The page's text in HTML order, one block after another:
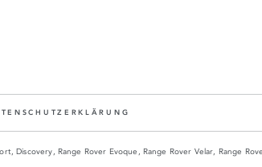
Discovery, Range Rover Evoque, Range Rover Velar, Range